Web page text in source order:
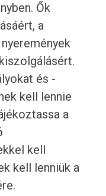
Ők
a
és -
kell lennie
a
kell
kell lenniük a